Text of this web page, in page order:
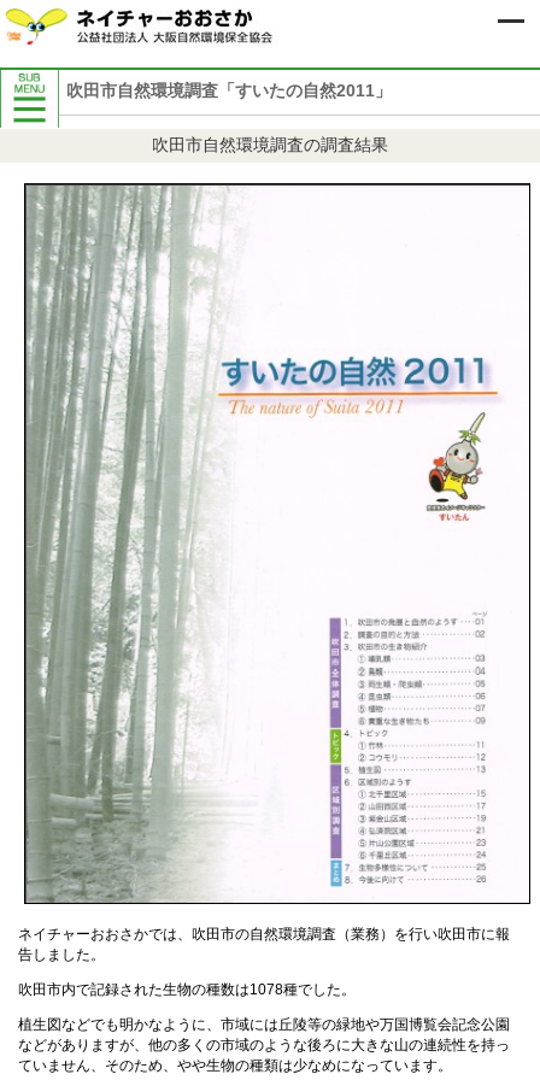
吹田市自然環境調査「すいたの自然2011」
吹田市自然環境調査の調査結果
ネイチャーおおさかでは、吹田市の自然環境調査（業務）を行い吹田市に報
告しました。
吹田市内で記録された生物の種数は1078種でした。
植生図などでも明かなように、市域には丘陵等の緑地や万国博覧会記念公園
などがありますが、他の多くの市域のような後ろに大きな山の連続性を持っ
ていません、そのため、やや生物の種類は少なめになっています。
人材協力・連携
生物多様性「取り組みづくり／きっか
環境学習サポート事業
チリメンモンスターを見つけよう！
ビオトープの造成と管理
講座・研修の企画・運営
「共生の森づくり」
環境・生物の調査
万博記念公園 生物調査
枚方市自然環境調査
すいたの自然2011
ネイチャーおおさかインターンシップ
他団体との連携・ネットワーク
サポートスタッフ紹介「対外自然協力
隊」
これまでの連携・参画実績
持続可能な社会・なりわい・暮ら
し ささやまミーティング
大阪市生物多様性の保全に向けたネ
ットワーク会議
生きものモニタリング・市民調査支援
チーム